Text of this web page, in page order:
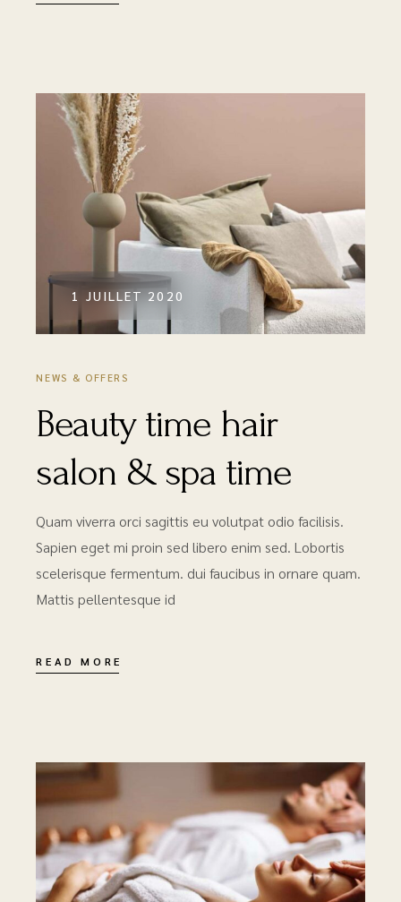
1 JUILLET 2020
NEWS & OFFERS
Beauty time hair
salon & spa time
Quam viverra orci sagittis eu volutpat odio facilisis.
Sapien eget mi proin sed libero enim sed. Lobortis
scelerisque fermentum. dui faucibus in ornare quam.
Mattis pellentesque id
READ MORE